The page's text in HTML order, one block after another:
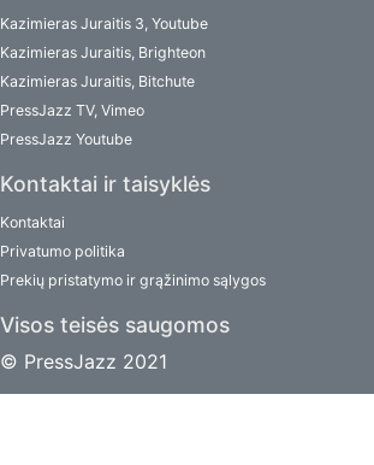
Kazimieras Juraitis 3, Youtube
Kazimieras Juraitis, Brighteon
Kazimieras Juraitis, Bitchute
PressJazz TV, Vimeo
PressJazz Youtube
Kontaktai ir taisyklės
Kontaktai
Privatumo politika
Prekių pristatymo ir grąžinimo sąlygos
Visos teisės saugomos
© PressJazz 2021